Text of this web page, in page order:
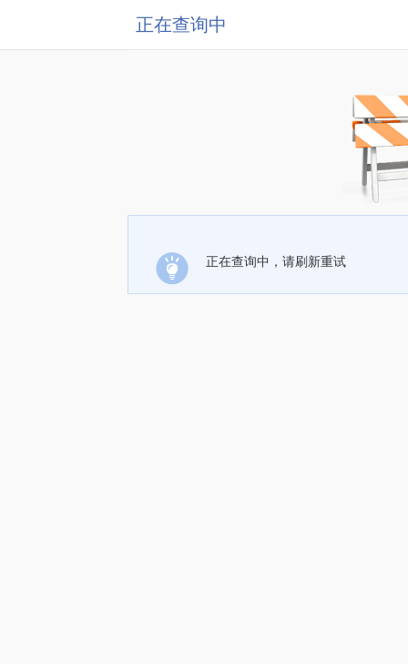
正在查询中
正在查询中，请刷新重试